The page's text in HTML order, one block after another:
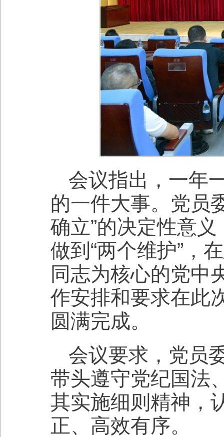
会议指出，一年
的一件大事。党员
确立”的决定性意义
做到“两个维护”，
同志为核心的党中
作安排和要求在此
圆满完成。
会议要求，党员
带头遵守党纪国法
其实施细则精神，
正、高效有序。